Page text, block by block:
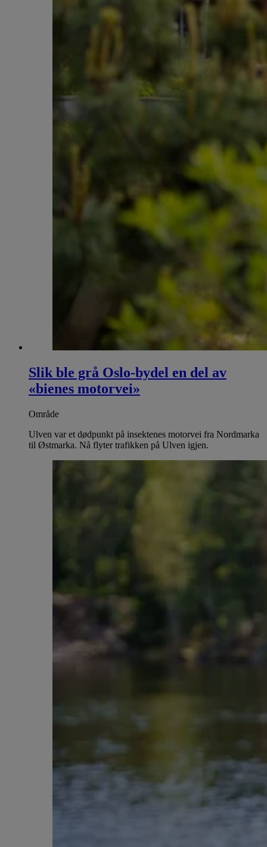
Slik ble grå Oslo-bydel en del av
«bienes motorvei»
Område
Ulven var et dødpunkt på insektenes motorvei fra Nordmarka
til Østmarka. Nå flyter trafikken på Ulven igjen.